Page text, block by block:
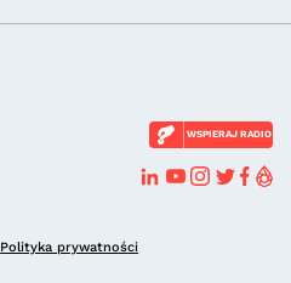
WSPIERAJ RADIO
Polityka prywatności